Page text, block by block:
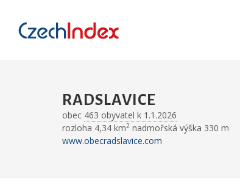
RADSLAVICE
obec 463 obyvatel k 1.1.2026
rozloha 4,34 km2 nadmořská výška 330 m
www.obecradslavice.com